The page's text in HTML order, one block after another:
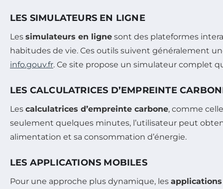
LES SIMULATEURS EN LIGNE
Les simulateurs en ligne sont des plateformes
habitudes de vie. Ces outils suivent généralement
info.gouv.fr. Ce site propose un simulateur complet
LES CALCULATRICES D’EMPREINTE
Les calculatrices d’empreinte carbone, comme
seulement quelques minutes, l’utilisateur peut
alimentation et sa consommation d’énergie.
LES APPLICATIONS MOBILES
Pour une approche plus dynamique, les